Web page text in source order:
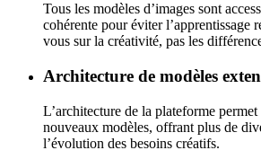
Tous les modèles d’images sont
cohérente pour éviter l’apprentissage
vous sur la créativité, pas les
Architecture de modèles
L’architecture de la plateforme
nouveaux modèles, offrant plus de
l’évolution des besoins créatifs.